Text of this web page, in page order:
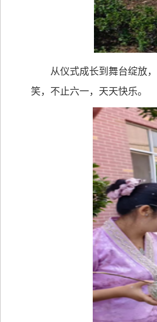
从仪式成长到舞台绽放
笑，不止六一，天天快乐。